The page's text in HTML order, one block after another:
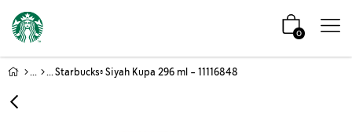
0
Starbucks® Siyah Kupa 296 ml - 11116848